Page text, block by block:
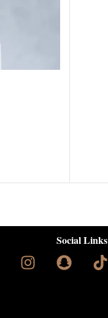
Social Links